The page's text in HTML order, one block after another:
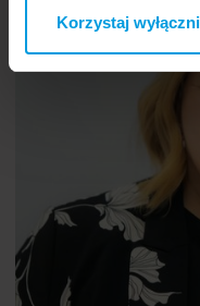
Korzystaj
Ewa Godlewska